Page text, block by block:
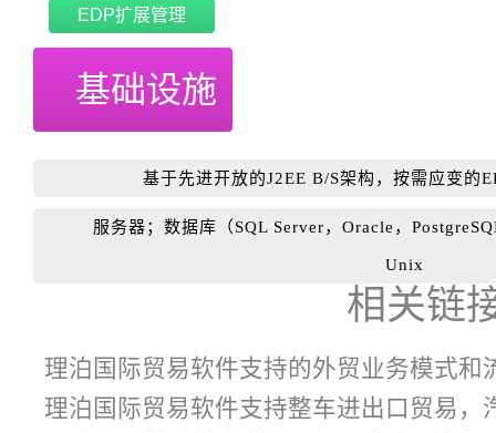
EDP扩展管理
基础设施
基于先进开放的J2EE B/S架构，按需应变的
服务器；数据库（SQL Server，Oracle，
Unix
相关链
理泊国际贸易软件支持的外贸业务模式和
理泊国际贸易软件支持整车进出口贸易，